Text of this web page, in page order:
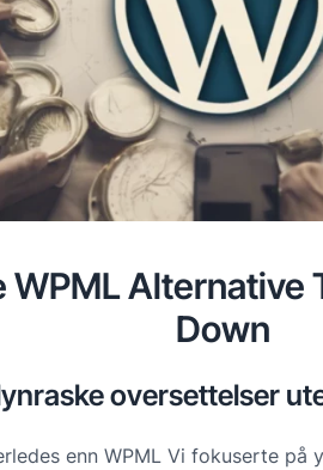
WPML Alternative
Down
oversettelser
enn WPML Vi fokuserte